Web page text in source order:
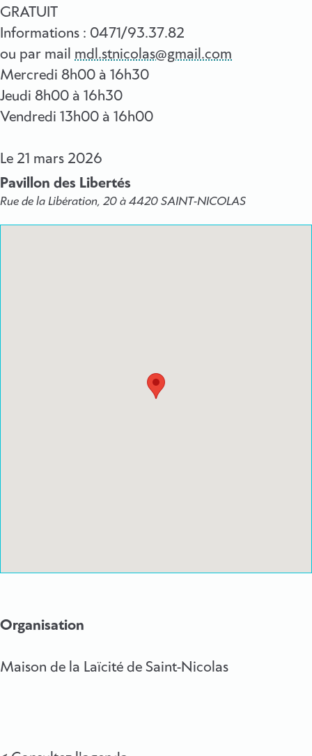
GRATUIT
Informations : 0471/93.37.82
ou par mail mdl.stnicolas@gmail.com
Mercredi 8h00 à 16h30
Jeudi 8h00 à 16h30
Vendredi 13h00 à 16h00
Le 21 mars 2026
Pavillon des Libertés
Rue de la Libération, 20 à 4420 SAINT-NICOLAS
Organisation
Maison de la Laïcité de Saint-Nicolas